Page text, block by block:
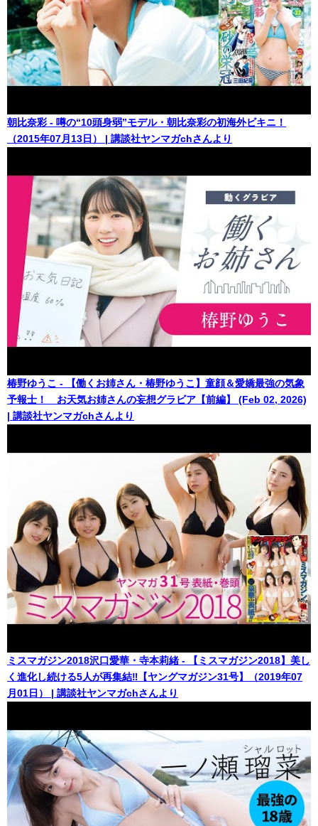
朝比奈彩 - 噂の“10頭身弱”モデル・朝比奈彩の初海外ビキニ！
（2015年07月13日） | 講談社ヤンマガchさんより
椿野ゆうこ - 【働くお姉さん・椿野ゆうこ】童顔＆愛嬌最強の気象
予報士！ お天気お姉さんの妄想グラビア【前編】 (Feb 02, 2026)
| 講談社ヤンマガchさんより
ミスマガジン2018沢口愛華・寺本莉緒 - 【ミスマガジン2018】美し
く進化し続ける5人が再集結‼︎【ヤングマガジン31号】（2019年07
月01日） | 講談社ヤンマガchさんより